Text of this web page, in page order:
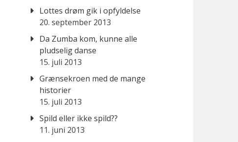
Lottes drøm gik i opfyldelse
20. september 2013
Da Zumba kom, kunne alle
pludselig danse
15. juli 2013
Grænsekroen med de mange
historier
15. juli 2013
Spild eller ikke spild??
11. juni 2013